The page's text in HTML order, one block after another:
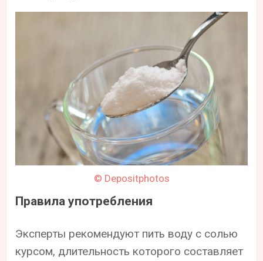
© Depositphotos
Правила употребления
Эксперты рекомендуют пить воду с солью
курсом, длительность которого составляет